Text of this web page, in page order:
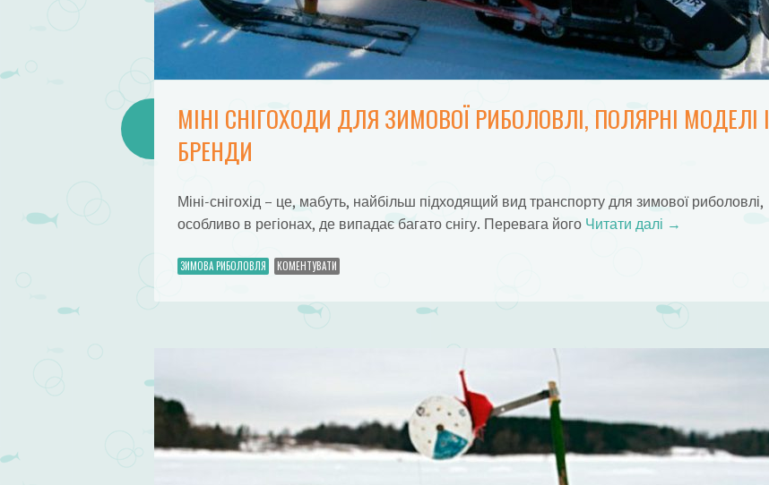
МІНІ СНІГОХОДИ ДЛЯ ЗИМОВОЇ РИБОЛОВЛІ, ПОЛЯРНІ МОДЕЛІ І
БРЕНДИ
Міні-снігохід – це, мабуть, найбільш підходящий вид транспорту для зимової риболовлі,
особливо в регіонах, де випадає багато снігу. Перевага йогоЧитати далі →
ЗИМОВА РИБОЛОВЛЯ КОМЕНТУВАТИ